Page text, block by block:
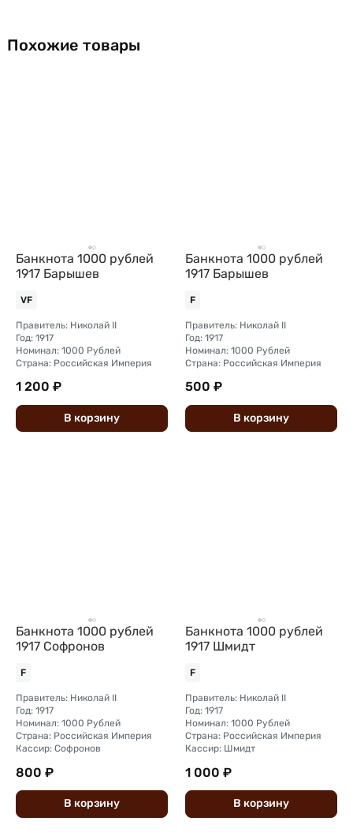
Похожие товары
Банкнота 1000 рублей
1917 Барышев
VF
Правитель: Николай II
Год: 1917
Номинал: 1000 Рублей
Страна: Российская Империя
1 200 ₽
В корзину
Банкнота 1000 рублей
1917 Барышев
F
Правитель: Николай II
Год: 1917
Номинал: 1000 Рублей
Страна: Российская Империя
500 ₽
В корзину
Банкнота 1000 рублей
1917 Софронов
F
Правитель: Николай II
Год: 1917
Номинал: 1000 Рублей
Страна: Российская Империя
Кассир: Софронов
800 ₽
В корзину
Банкнота 1000 рублей
1917 Шмидт
F
Правитель: Николай II
Год: 1917
Номинал: 1000 Рублей
Страна: Российская Империя
Кассир: Шмидт
1 000 ₽
В корзину